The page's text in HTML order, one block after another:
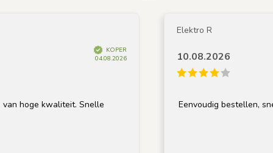
KOPER
04.08.2026
kwaliteit. Snelle
Elektro R
10.08.2026
Eenvoudig bestellen, snelle